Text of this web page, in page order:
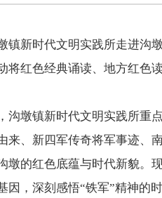
镇新时代文明实践所走进沟
将红色经典诵读、地方红色
沟墩镇新时代文明实践所重
来、新四军传奇将军事迹、
墩的红色底蕴与时代新貌。
因，深刻感悟“铁军”精神的